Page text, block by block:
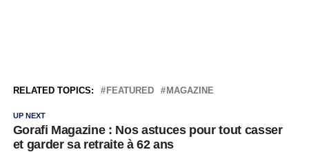
RELATED TOPICS: FEATURED MAGAZINE
UP NEXT
Gorafi Magazine : Nos astuces pour tout casser
et garder sa retraite à 62 ans